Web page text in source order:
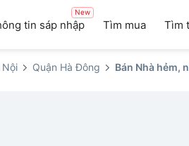
tin sáp nhập
New
Tìm mua Tìm
Nội Quận Hà Đông Bán Nhà hẻm,